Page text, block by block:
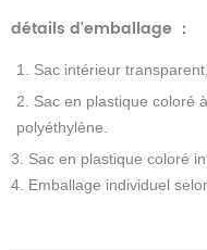
détails d'emballage ：
1. Sac intérieur
2. Sac en plastique coloré
polyéthylène.
3. Sac en plastique coloré
4. Emballage individuel